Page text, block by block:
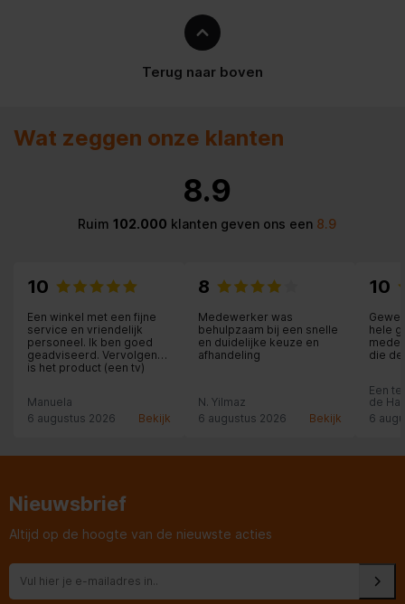
Aantal luidsprekers
Universeel
Diameter
hogetonenluidspreker
1,6 cm
Tweeter
Veiligheidsfunties
Schokbestendig,
Roestbestendig
Internationale
Terug naar boven
Wat zeggen onze klanten
8.9
Ruim 102.000 klanten geven ons een8.9
10
Een winkel met een fijne
service en vriendelijk
personeel. Ik ben goed
geadviseerd. Vervolgens
is het product (een tv)
nodige uitleg. Heel prettig!
Manuela
6 augustus 2026
Bekijk
8
Medewerker was
behulpzaam bij een snelle
en duidelijke keuze en
afhandeling
N. Yilmaz
6 augustus 2026
Bekijk
10
hele
die
te
Een
de
6
Nieuwsbrief
Altijd op de hoogte van de nieuwste acties